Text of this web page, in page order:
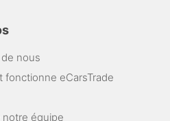
nous
fonctionne eCarsTrade
notre équipe